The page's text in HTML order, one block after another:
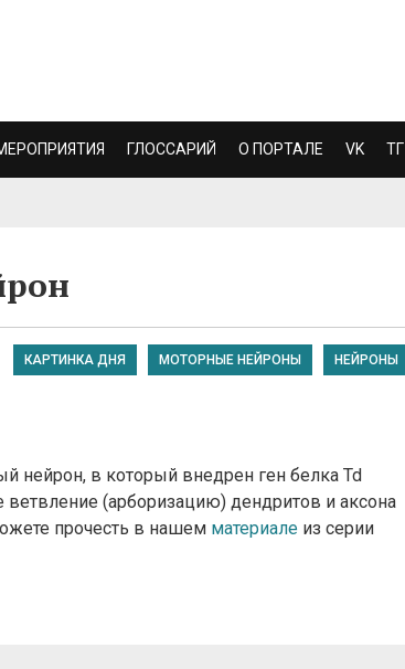
ГЛОССАРИЙ О ПОРТАЛЕ VK ТГ
КАРТИНКА ДНЯ МОТОРНЫЕ НЕЙРОНЫ НЕЙРОНЫ
в который внедрен ген белка Td
(арборизацию) дендритов и аксона
прочесть в нашем материале из серии